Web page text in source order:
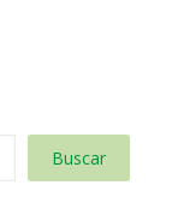
Buscar